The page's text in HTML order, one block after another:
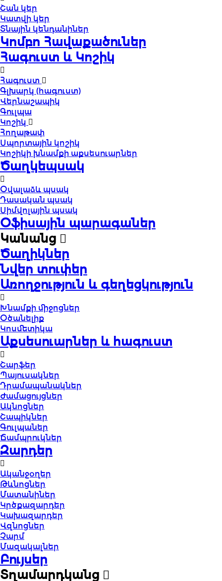
Շան կեր
Կատվի կեր
Տնային կենդանիներ
Կոմբո Հավաքածուներ
Հագուստ և Կոշիկ
Հագուստ
Գլխարկ (հագուստ)
Վերնաշապիկ
Գուլպա
Կոշիկ
Հողաթափ
Սպորտային կոշիկ
Կոշիկի խնամքի աքսեսուարներ
Ծաղկեպսակ
Օվալաձև պսակ
Դասական պսակ
Սիմվոլային պսակ
Օֆիսային պարագաներ
Կանանց
Ծաղիկներ
Նվեր տուփեր
Առողջություն և գեղեցկություն
Խնամքի միջոցներ
Օծանելիք
Կոսմետիկա
Աքսեսուարներ և հագուստ
Շարֆեր
Պայուսակներ
Դրամապանակներ
Ժամացույցներ
Ակնոցներ
Շապիկներ
Գուլպաներ
Ճամպրուկներ
Զարդեր
Ականջօղեր
Թևնոցներ
Մատանիներ
Կրծքազարդեր
Կախազարդեր
Վզնոցներ
Չարմ
Մազակալներ
Բույսեր
Տղամարդկանց